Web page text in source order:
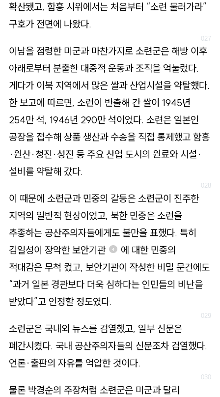
확산됐고, 함흥 시위에서는 처음부터 “소련 물러가라”
구호가 전면에 나왔다.
이남을 점령한 미군과 마찬가지로 소련군은 해방 이후
아래로부터 분출한 대중적 운동과 조직을 억눌렀다.
게다가 이북 지역에서 많은 쌀과 산업시설을 약탈했다.
한 보고에 따르면, 소련이 반출해 간 쌀이 1945년
254만 석, 1946년 290만 석이었다. 소련은 일본인
공장을 접수해 상품 생산과 수송을 직접 통제했고 함흥
·원산·청진·성진 등 주요 산업 도시의 원료와 시설·
설비를 약탈해 갔다.
이 때문에 소련군과 민중의 갈등은 소련군이 진주한
지역의 일반적 현상이었고, 북한 민중은 소련을
추종하는 공산주의자들에게도 불만을 표했다. 특히
김일성이 장악한 보안기관
4
에 대한 민중의
적대감은 무척 컸고, 보안기관이 작성한 비밀 문건에도
“과거 일본 경관보다 더욱 심하다는 인민들의 비난을
받았다”고 인정할 정도였다.
소련군은 국내외 뉴스를 검열했고, 일부 신문은
폐간시켰다. 국내 공산주의자들의 신문조차 검열했다.
언론·출판의 자유를 억압한 것이다.
물론 박경순의 주장처럼 소련군은 미군과 달리